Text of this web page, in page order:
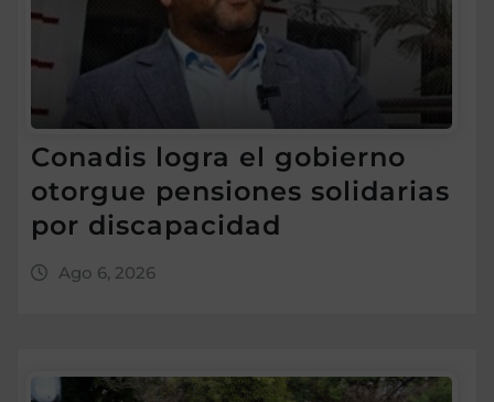
Conadis logra el gobierno
otorgue pensiones solidarias
por discapacidad
Ago 6, 2026